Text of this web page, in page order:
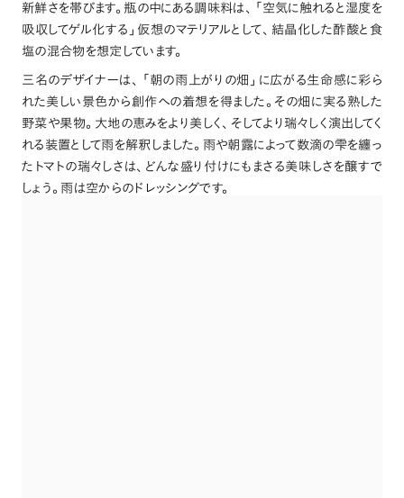
新鮮さを帯びます。 瓶の中にある調味料は、 「 空気に触れると湿度を
吸収してゲル化する 」 仮想のマテリアルとして、 結晶化した酢酸と食
塩の混合物を想定しています。
三名のデザイナーは、 「 朝の雨上がりの畑 」 に広がる生命感に彩ら
れた美しい景色から創作への着想を得ました。 その畑に実る熟した
野菜や果物。 大地の恵みをより美しく 、 そしてより瑞々しく演出してく
れる装置として雨を解釈しました。 雨や朝露によって数滴の雫を纏っ
たトマトの瑞々しさは、 どんな盛り付けにもまさる美味しさを醸すで
しょう。 雨は空からのドレッシングです。